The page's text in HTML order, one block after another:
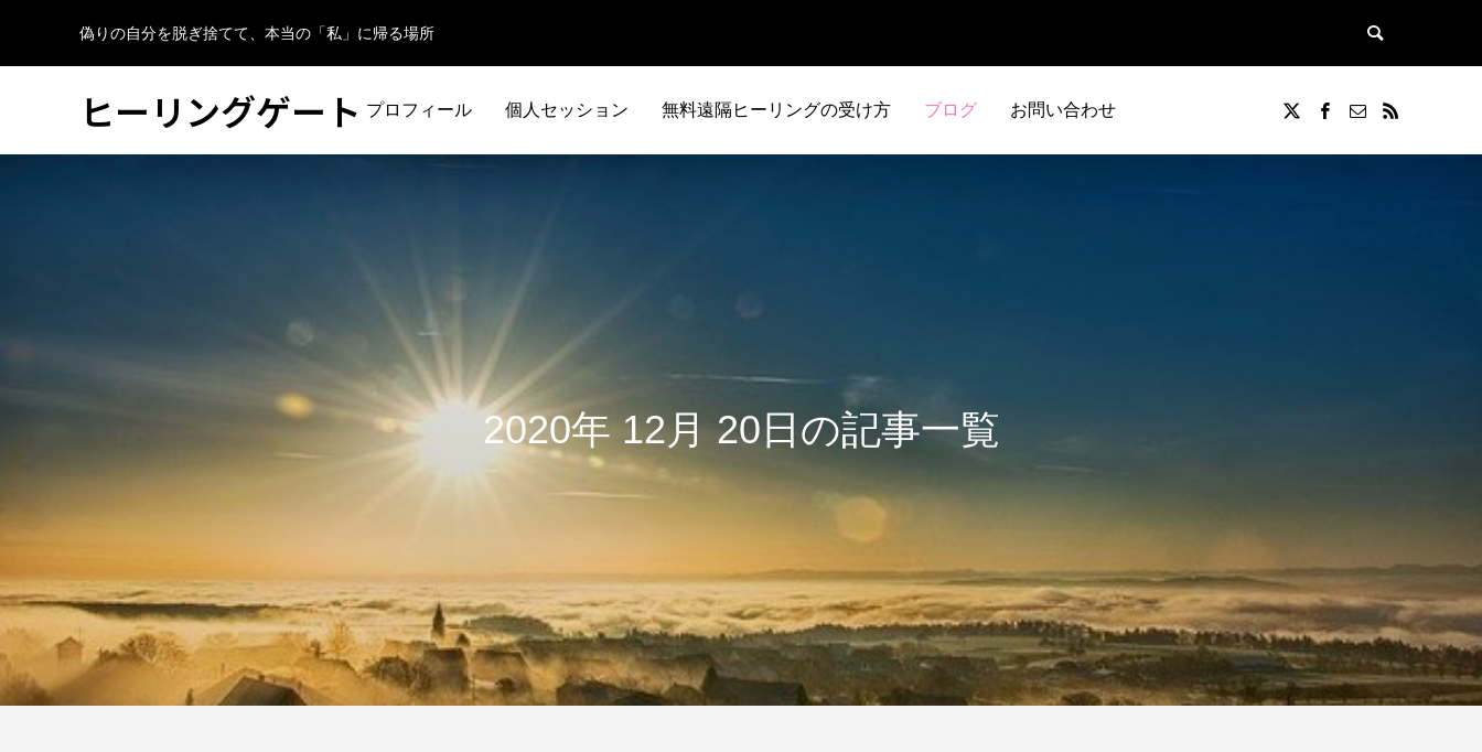
偽りの自分を脱ぎ捨てて、本当の「私」に帰る場所
ヒーリングゲート プロフィール 個人セッション 無料遠隔ヒーリングの受け方 ブログ お問い合わせ
2020年 12月 20日の記事一覧